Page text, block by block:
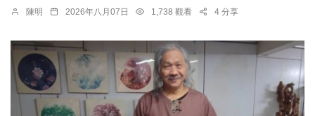
陳明 2026年八月07日 1,738 觀看 4 分享